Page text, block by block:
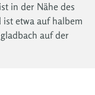
in der Nähe des
ist etwa auf halbem
auf der